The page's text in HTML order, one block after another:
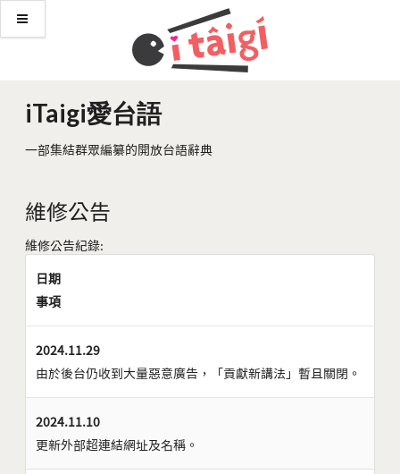
iTaigi愛台語
一部集結群眾編纂的開放台語辭典
維修公告
維修公告紀錄:
日期
事項
2024.11.29
由於後台仍收到大量惡意廣告，「貢獻新講法」暫且關閉。
2024.11.10
更新外部超連結網址及名稱。